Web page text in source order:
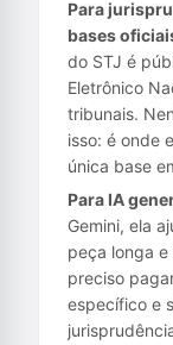
Para
bases
do STJ é
Eletrônico
tribunais.
isso: é onde
única base
Para IA
Gemini, ela
peça longa
preciso
específico e